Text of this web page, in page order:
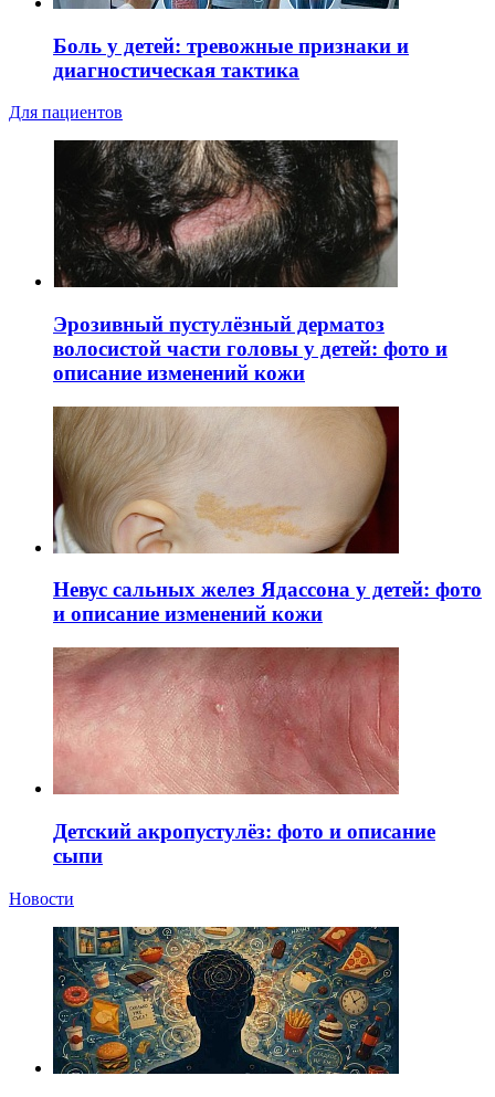
Боль у детей: тревожные признаки и
диагностическая тактика
Для пациентов
Эрозивный пустулёзный дерматоз
волосистой части головы у детей: фото и
описание изменений кожи
Невус сальных желез Ядассона у детей: фото
и описание изменений кожи
Детский акропустулёз: фото и описание
сыпи
Новости